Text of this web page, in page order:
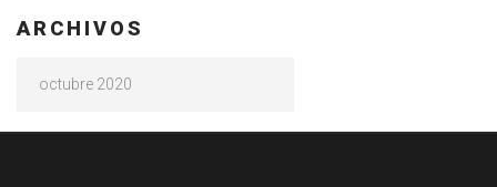
ARCHIVOS